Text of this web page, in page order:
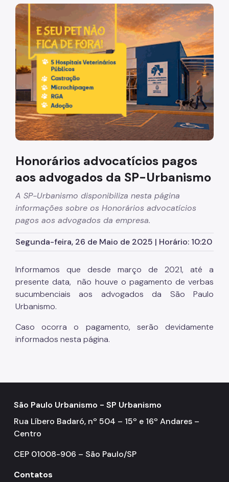
Acesso à Informação
Participação Social
Quadro de Serviços
A Empresa
Organização
Agenda do Presidente e Chefe de Gabinete
Operações Urbanas
Faria Lima
Bairros do Tamanduateí
Áreas de Intervenção Urbana
Setor Central
Planos de Intervenção Urbana (PIUs)
Requalificação de Espaços Públicos
Desenvolvimento Sustentável do Território
Canal de Denúncias
Imagem de um cachorro caramelo e uma gata rajada,
Honorários advocatícios pagos
aos advogados da SP-Urbanismo
A SP-Urbanismo disponibiliza nesta página
informações sobre os Honorários advocatícios
pagos aos advogados da empresa.
Segunda-feira, 26 de Maio de 2025 | Horário: 10:20
Informamos que desde março de 2021, até a
presente data, não houve o pagamento de verbas
sucumbenciais aos advogados da São Paulo
Urbanismo.
Caso ocorra o pagamento, serão devidamente
informados nesta página.
São Paulo Urbanismo - SP Urbanismo
Rua Líbero Badaró, nº 504 – 15º e 16º Andares –
Centro
CEP 01008-906 – São Paulo/SP
Contatos